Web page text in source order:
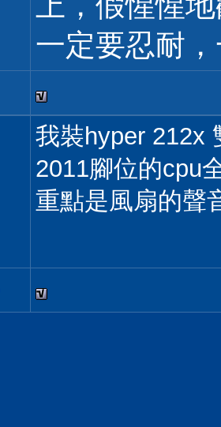
一定要忍耐
我裝hyper 212x
2011腳位的cpu
重點是風扇的聲